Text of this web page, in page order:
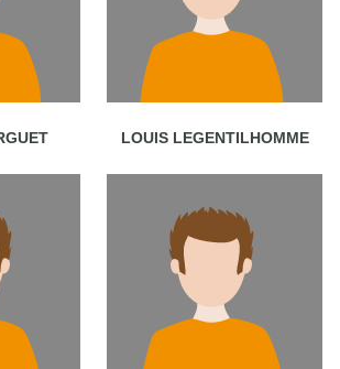
LOUIS LEGENTILHOMME